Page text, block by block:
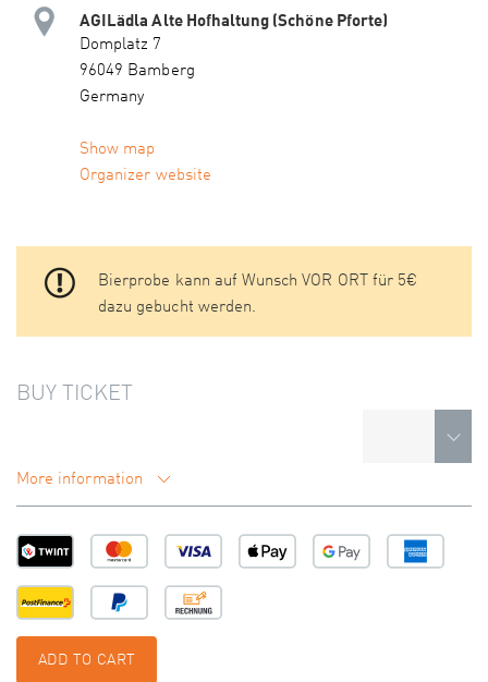
AGILädla Alte Hofhaltung (Schöne Pforte)
Domplatz 7
96049 Bamberg
Germany
Show map
Organizer website
Bierprobe kann auf Wunsch VOR ORT für 5€
dazu gebucht werden.
BUY TICKET
More information
ADD TO CART